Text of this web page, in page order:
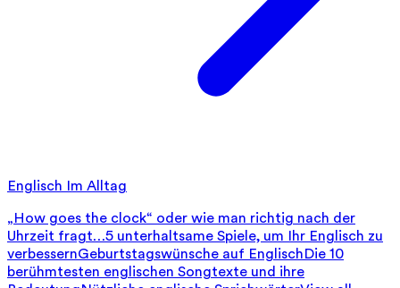
Englisch Im Alltag
„How goes the clock“ oder wie man richtig nach der
Uhrzeit fragt…5 unterhaltsame Spiele, um Ihr Englisch zu
verbessernGeburtstagswünsche auf EnglischDie 10
berühmtesten englischen Songtexte und ihre